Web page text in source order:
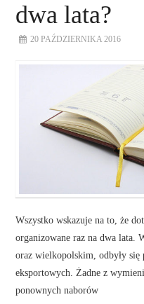
dwa lata?
20 PAŹDZIERNIKA 2016
Wszystko wskazuje na to, że
organizowane raz na dwa lata.
oraz wielkopolskim, odbyły
eksportowych. Żadne z
ponownych naborów